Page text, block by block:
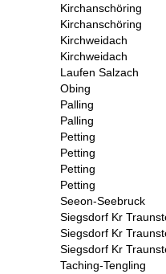
Kirchanschöring
Kirchanschöring
Kirchweidach
Kirchweidach
Laufen Salzach
Obing
Palling
Palling
Petting
Petting
Petting
Petting
Seeon-Seebruck
Siegsdorf Kr
Siegsdorf Kr
Siegsdorf Kr
Taching-Tengling